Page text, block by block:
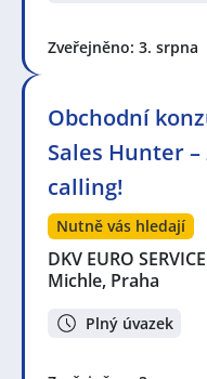
Zveřejněno: 3. srpna
Obchodní
Sales Hunter
calling!
Nutně vás hledají
DKV EURO
Michle, Praha
Plný úvazek